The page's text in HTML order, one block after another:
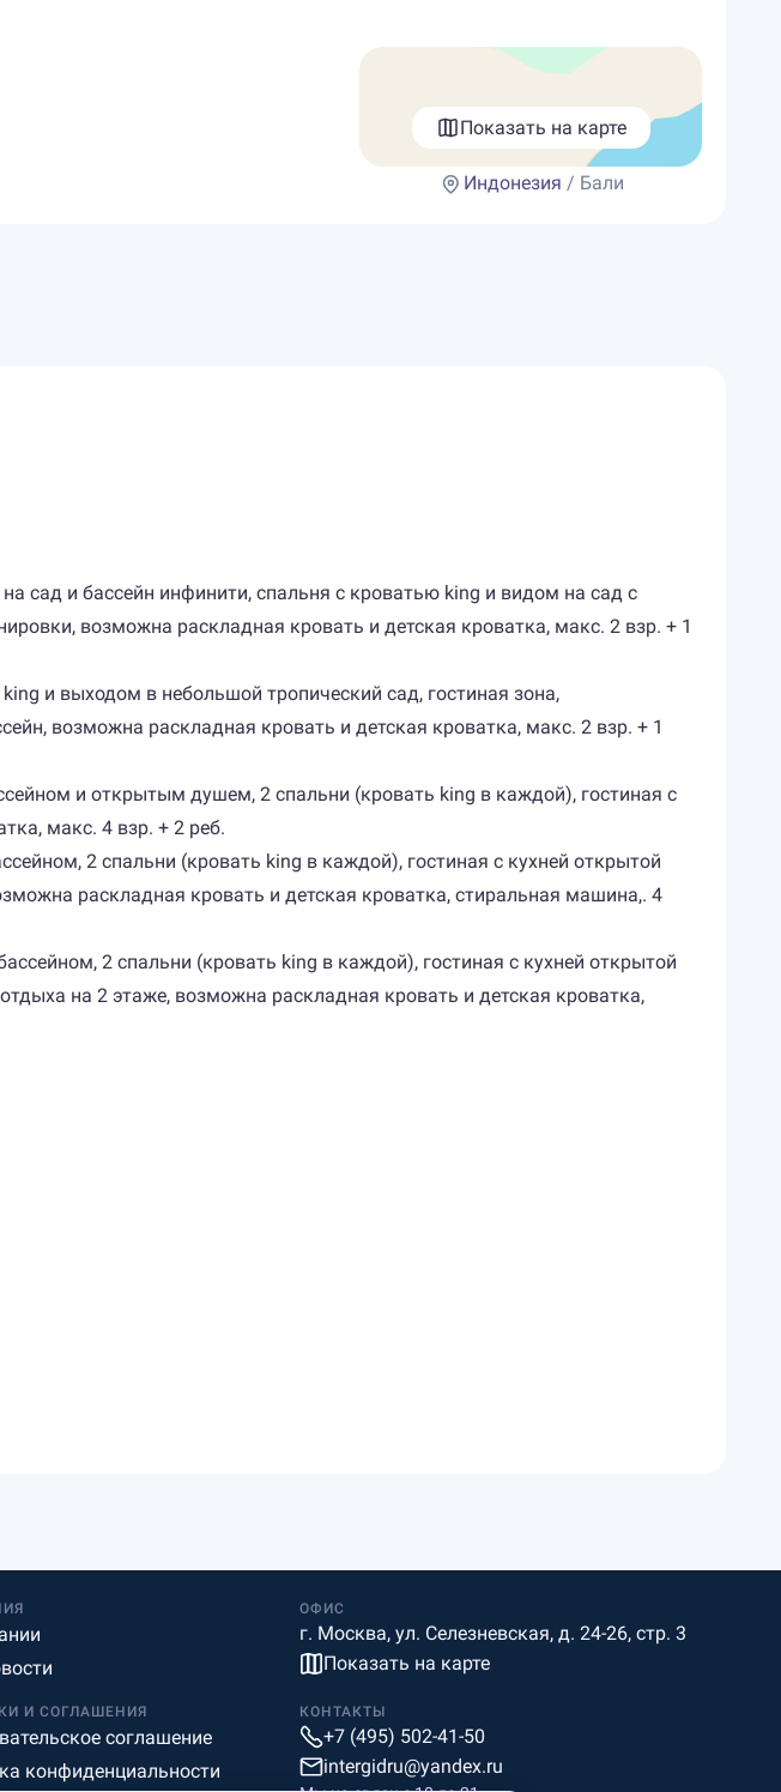
Показать на карте
Индонезия / Бали
сад и бассейн инфинити, спальня с кроватью king и видом на сад с
возможна раскладная кровать и детская кроватка, макс. 2 взр. + 1
и выходом в небольшой тропический сад, гостиная зона,
возможна раскладная кровать и детская кроватка, макс. 2 взр. + 1
и открытым душем, 2 спальни (кровать king в каждой), гостиная с
макс. 4 взр. + 2 реб.
2 спальни (кровать king в каждой), гостиная с кухней открытой
раскладная кровать и детская кроватка, стиральная машина,. 4
2 спальни (кровать king в каждой), гостиная с кухней открытой
на 2 этаже, возможна раскладная кровать и детская кроватка,
ОФИС
г. Москва, ул. Селезневская, д. 24-26, стр. 3
Показать на карте
И СОГЛАШЕНИЯ
соглашение
конфиденциальности
КОНТАКТЫ
+7 (495) 502-41-50
intergidru@yandex.ru